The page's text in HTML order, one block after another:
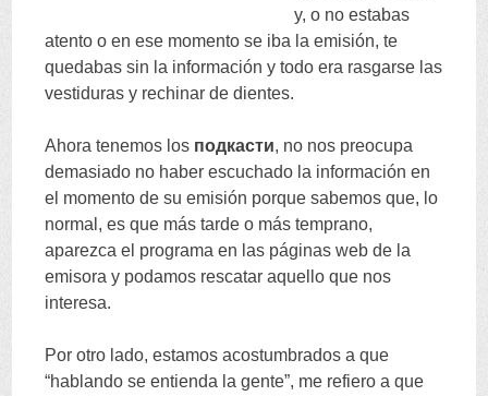
y,o no estabas
atento o en ese momento se iba la emisión,te
quedabas sin la información y todo era rasgarse las
vestiduras y rechinar de dientes.
Ahora tenemos los подкасти, no nos preocupa
demasiado no haber escuchado la información en
el momento de su emisión porque sabemos que, lo
normal ,es que más tarde o más temprano,
aparezca el programa en las páginas web de la
emisora y podamos rescatar aquello que nos
interesa.
Por otro lado,estamos acostumbrados a que
“hablando se entienda la gente”, me refiero a que